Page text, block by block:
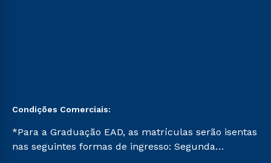
Condições Comerciais:
*Para a Graduação EAD, as matrículas serão isentas
nas seguintes formas de ingresso: Segunda